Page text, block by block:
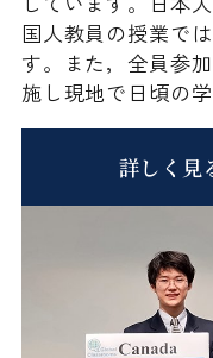
国人教員の授業で
す。また，全員参
施し現地で日頃の
詳しく見